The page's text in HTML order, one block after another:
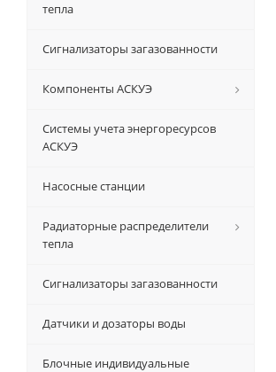
тепла
Сигнализаторы загазованности
Компоненты АСКУЭ
Системы учета энергоресурсов
АСКУЭ
Насосные станции
Радиаторные распределители
тепла
Сигнализаторы загазованности
Датчики и дозаторы воды
Блочные индивидуальные